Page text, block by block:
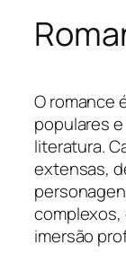
O romance
populares
literatura.
extensas,
complexos,
imersão